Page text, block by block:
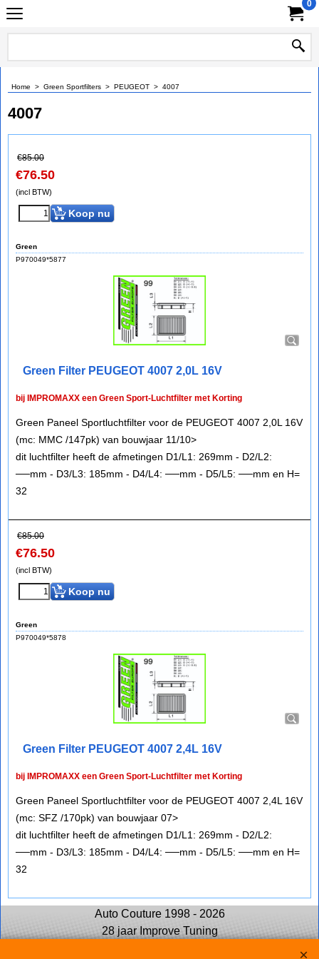
0
Home > Green Sportfilters > PEUGEOT > 4007
4007
€85.00
€76.50
(incl BTW)
Koop nu
Green
P970049*5877
Green Filter PEUGEOT 4007 2,0L 16V
bij IMPROMAXX een Green Sport-Luchtfilter met Korting
Green Paneel Sportluchtfilter voor de PEUGEOT 4007 2,0L 16V
(mc: MMC /147pk) van bouwjaar 11/10>
dit luchtfilter heeft de afmetingen D1/L1: 269mm - D2/L2:
──mm - D3/L3: 185mm - D4/L4: ──mm - D5/L5: ──mm en H=
32
€85.00
€76.50
(incl BTW)
Koop nu
Green
P970049*5878
Green Filter PEUGEOT 4007 2,4L 16V
bij IMPROMAXX een Green Sport-Luchtfilter met Korting
Green Paneel Sportluchtfilter voor de PEUGEOT 4007 2,4L 16V
(mc: SFZ /170pk) van bouwjaar 07>
dit luchtfilter heeft de afmetingen D1/L1: 269mm - D2/L2:
──mm - D3/L3: 185mm - D4/L4: ──mm - D5/L5: ──mm en H=
32
Auto Couture 1998 - 2026
28 jaar Improve Tuning